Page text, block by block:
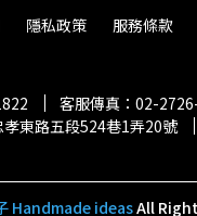
隱私政策 服務條款
客服傳真：02-
東路五段524巷1弄20號
Handmade ideasAll